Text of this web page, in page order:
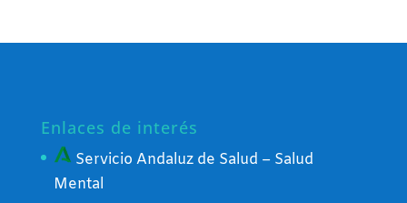
Enlaces de interés
Servicio Andaluz de Salud – Salud
Mental